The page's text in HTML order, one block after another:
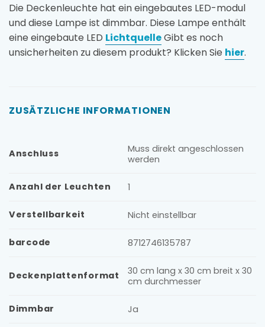
Die Deckenleuchte hat ein eingebautes LED-modul
und diese Lampe ist dimmbar. Diese Lampe enthält
eine eingebaute LED LichtquelleGibt es noch
unsicherheiten zu diesem produkt? Klicken Sie hier.
ZUSÄTZLICHE INFORMATIONEN
Anschluss
Muss direkt angeschlossen
werden
Anzahl der Leuchten 1
Verstellbarkeit Nicht einstellbar
barcode 8712746135787
Deckenplattenformat
30 cm lang x 30 cm breit x 30
cm durchmesser
Dimmbar Ja